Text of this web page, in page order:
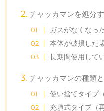
チャッカマンを処分
ガスがなくなっ
本体が破損した
長期間使用して
チャッカマンの種類
使い捨てタイプ
充填式タイプ（